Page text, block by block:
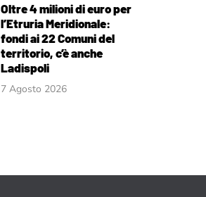
Oltre 4 milioni di euro per
l’Etruria Meridionale:
fondi ai 22 Comuni del
territorio, c’è anche
Ladispoli
7 Agosto 2026